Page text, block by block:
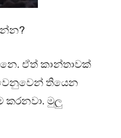
ඒත් කාන්තාවක්
තියෙන
කරනවා. මුලු